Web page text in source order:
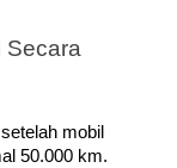
Secara
mobil
50.000 km.